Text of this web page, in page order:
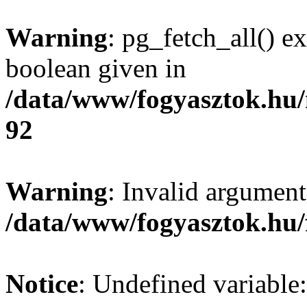
Warning: pg_fetch_all()
boolean given in
/data/www/
92
Warning: Invalid
/data/www/
Notice: Undefined